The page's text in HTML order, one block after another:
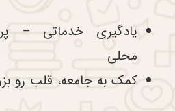
یادگیری خدماتی –
محلی
کمک به جامعه، قلب رو